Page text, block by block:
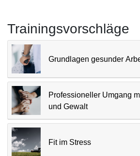
Trainingsvorschläge
Grundlagen gesunder
Professioneller Umgang
und Gewalt
Fit im Stress